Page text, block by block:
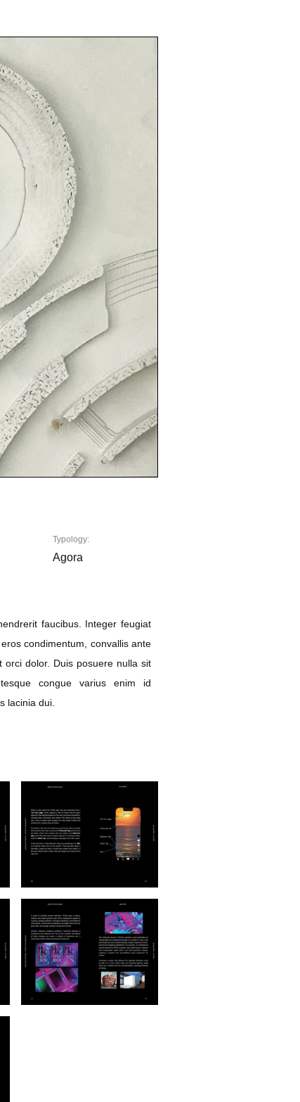
Typology:
Agora
faucibus. Integer feugiat
condimentum, convallis ante
dolor. Duis posuere nulla sit
congue varius enim id
lacinia dui.